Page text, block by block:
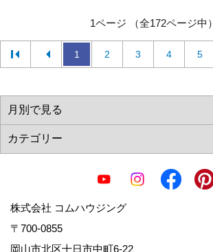
1ページ （全172ページ中）
1 2 3 4 5
株式会社 コムハウジング
〒700-0855
岡山市北区十日市中町6-22